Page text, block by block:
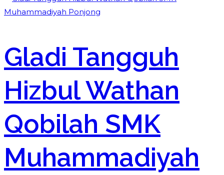
Gladi Tangguh
Hizbul Wathan
Qobilah SMK
Muhammadiyah